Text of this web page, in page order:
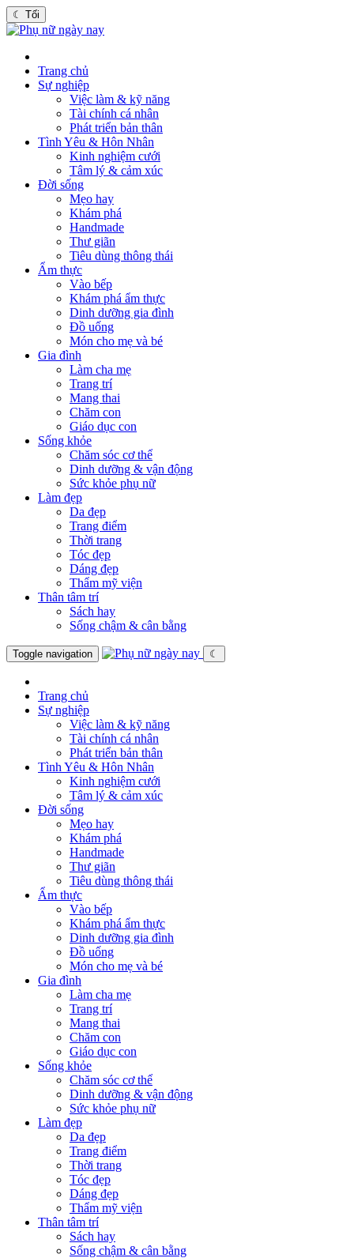
☾ Tối
Trang chủ
Sự nghiệp
Việc làm & kỹ năng
Tài chính cá nhân
Phát triển bản thân
Tình Yêu & Hôn Nhân
Kinh nghiệm cưới
Tâm lý & cảm xúc
Đời sống
Mẹo hay
Khám phá
Handmade
Thư giãn
Tiêu dùng thông thái
Ẩm thực
Vào bếp
Khám phá ẩm thực
Dinh dưỡng gia đình
Đồ uống
Món cho mẹ và bé
Gia đình
Làm cha mẹ
Trang trí
Mang thai
Chăm con
Giáo dục con
Sống khỏe
Chăm sóc cơ thể
Dinh dưỡng & vận động
Sức khỏe phụ nữ
Làm đẹp
Da đẹp
Trang điểm
Thời trang
Tóc đẹp
Dáng đẹp
Thẩm mỹ viện
Thân tâm trí
Sách hay
Sống chậm & cân bằng
Toggle navigation ☾
Trang chủ
Sự nghiệp
Việc làm & kỹ năng
Tài chính cá nhân
Phát triển bản thân
Tình Yêu & Hôn Nhân
Kinh nghiệm cưới
Tâm lý & cảm xúc
Đời sống
Mẹo hay
Khám phá
Handmade
Thư giãn
Tiêu dùng thông thái
Ẩm thực
Vào bếp
Khám phá ẩm thực
Dinh dưỡng gia đình
Đồ uống
Món cho mẹ và bé
Gia đình
Làm cha mẹ
Trang trí
Mang thai
Chăm con
Giáo dục con
Sống khỏe
Chăm sóc cơ thể
Dinh dưỡng & vận động
Sức khỏe phụ nữ
Làm đẹp
Da đẹp
Trang điểm
Thời trang
Tóc đẹp
Dáng đẹp
Thẩm mỹ viện
Thân tâm trí
Sách hay
Sống chậm & cân bằng